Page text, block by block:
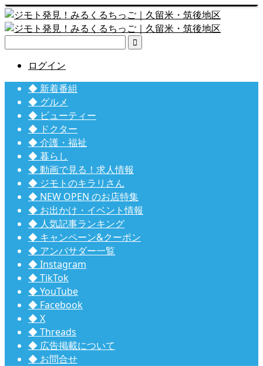

ログイン
◆ 新着番組
◆ グルメ
◆ ビューティー
◆ ドクター
◆ 介護・福祉
◆ 暮らし
◆ 動画で見る！求人情報
◆ ジモトのキラリさん
◆ NEW OPEN のお店特集
◆ お出かけ・イベント情報
◆ 人気記事ランキング
◆ キャンペーン&クーポン
◆ アンバサダー一覧
◆ Instagram
◆ TikTok
◆ YouTube
◆ Facebook
◆ X
◆ Threads
◆ 広告掲載について
◆ お問合せ